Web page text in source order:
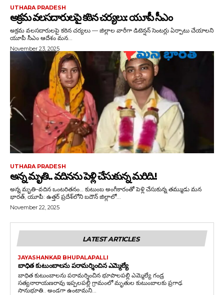
UTHARA PRADESH
అక్రమ వలసదారులపై కఠిన చర్యలు: యూపీ సీఎం
అక్రమ వలసదారులపై కఠిన చర్యలు — జిల్లాల వారీగా డిటెన్షన్ సెంటర్లు ఏర్పాటు చేయాలని
యూపీ సీఎం ఆదేశం మన...
November 23, 2025
UTHARA PRADESH
అన్న మృతి.. వదినను పెళ్లి చేసుకున్న మరిది.!
అన్న మృతి–వదిన ఒంటరితనం… కుటుంబ అంగీకారంతో పెళ్లి చేసుకున్న తమ్ముడు మన
భారత్, యూపీ: ఉత్తర్ ప్రదేశ్‌లోని బదౌన్ జిల్లాలో...
November 22, 2025
LATEST ARTICLES
JAYASHANKAR BHUPALAPALLI
బాధిత కుటుంబాలను పరామర్శించిన ఎమ్మెల్యే
బాధిత కుటుంబాలను పరామర్శించిన భూపాలపల్లి ఎమ్మెల్యే గండ్ర
సత్యనారాయణరావు ఇప్పలపల్లి గ్రామంలో మృతుల కుటుంబాలకు ప్రగాఢ
సానుభూతి.. అండగా ఉంటామని...